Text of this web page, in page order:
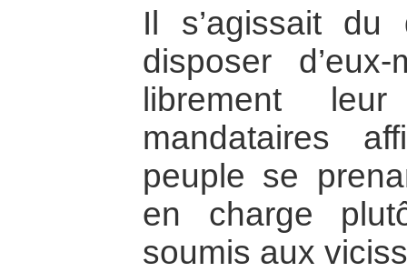
Il s’agissait
disposer
librement
mandataires
peuple se
en charge
soumis aux